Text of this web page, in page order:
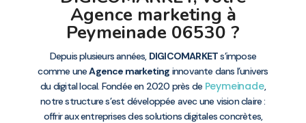
Agence marketing à
Peymeinade 06530 ?
Depuis plusieurs années, DIGICOMARKETs’impose
comme uneAgence marketing innovante dans l’univers
du digital local. Fondée en 2020 près de Peymeinade,
notre structure s’est développée avec une vision claire :
offrir aux entreprises des solutions digitales concrètes,